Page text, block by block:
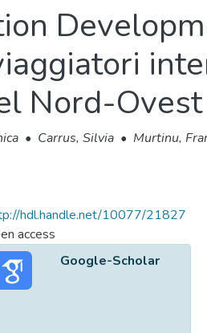
Nord-
• Carrus, Silvia • Murtinu,
hdl.handle.net/10077/21827
access
Google-Scholar